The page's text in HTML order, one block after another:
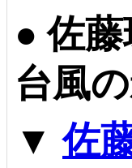
●佐
台風
▼佐